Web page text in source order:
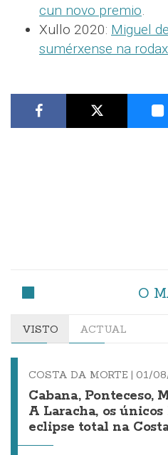
cun novo premio.
Xullo 2020: Miguel
sumérxense na
O
VISTO ACTUAL
COSTA DA MORTE | 01/
Cabana, Ponteceso,
A Laracha, os
eclipse total na